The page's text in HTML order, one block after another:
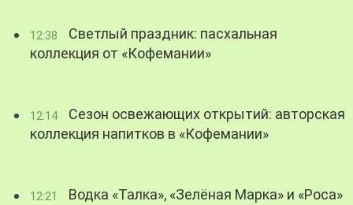
12:38
Светлый праздник: пасхальная
коллекция от «Кофемании»
12:14
Сезон освежающих открытий: авторская
коллекция напитков в «Кофемании»
12:21
Водка «Талка», «Зелёная Марка» и «Роса»